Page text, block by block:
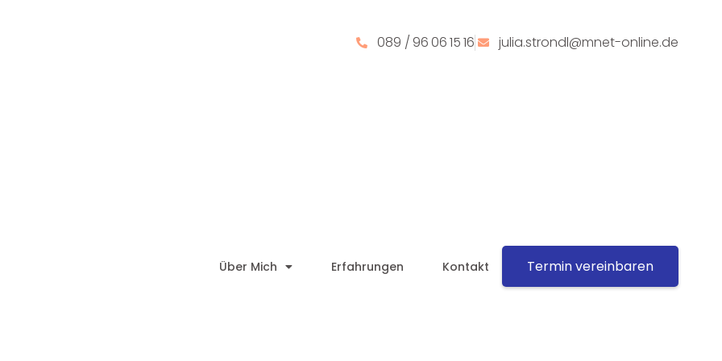
089 / 96 06 15 16 julia.strondl@mnet-online.de
Über Mich Erfahrungen Kontakt Termin vereinbaren